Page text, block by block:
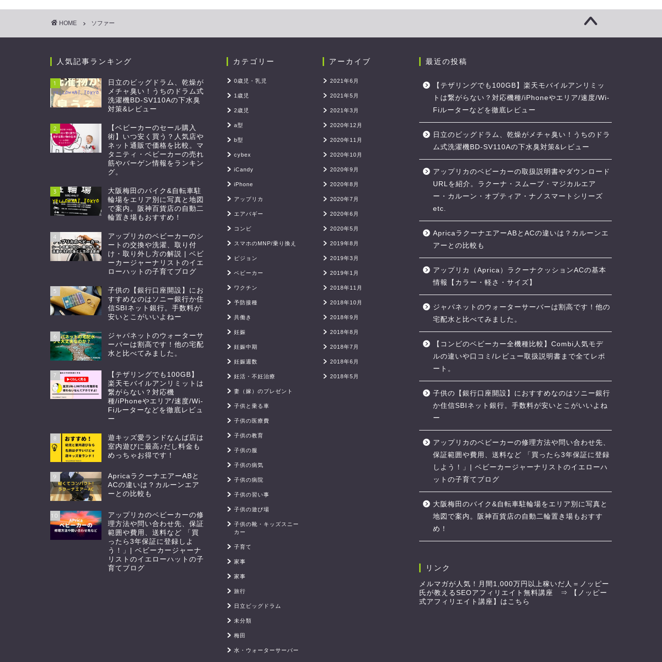
HOME ソファー
人気記事ランキング
1
日立のビッグドラム、乾燥が
メチャ臭い！うちのドラム式
洗濯機BD-SV110Aの下水臭
対策&レビュー
2
【ベビーカーのセール購入
術】いつ安く買う？人気店や
ネット通販で価格を比較。マ
タニティ・ベビーカーの売れ
筋やバーゲン情報をランキン
グ。
3
大阪梅田のバイク&自転車駐
輪場をエリア別に写真と地図
で案内。阪神百貨店の自動二
輪置き場もおすすめ！
4
アップリカのベビーカーのシ
ートの交換や洗濯、取り付
け・取り外し方の解説 | ベビ
ーカージャーナリストのイエ
ローハットの子育てブログ
5
子供の【銀行口座開設】にお
すすめなのはソニー銀行か住
信SBIネット銀行。手数料が
安いとこがいいよねー
6
ジャパネットのウォーターサ
ーバーは割高です！他の宅配
水と比べてみました。
7
【テザリングでも100GB】
楽天モバイルアンリミットは
繋がらない？対応機
種/iPhoneやエリア/速度/Wi-
Fiルーターなどを徹底レビュ
ー
8
遊キッズ愛ランドなんば店は
室内遊びに最高♪だし料金も
めっちゃお得です！
9
ApricaラクーナエアーABと
ACの違いは？カルーンエア
ーとの比較も
10
アップリカのベビーカーの修
理方法や問い合わせ先、保証
範囲や費用、送料など 「買
ったら3年保証に登録しよ
う！」| ベビーカージャーナ
リストのイエローハットの子
育てブログ
カテゴリー
0歳児・乳児
1歳児
2歳児
a型
b型
cybex
iCandy
iPhone
アップリカ
エアバギー
コンビ
スマホのMNP/乗り換え
ピジョン
ベビーカー
ワクチン
予防接種
共働き
妊娠
妊娠中期
妊娠週数
妊活・不妊治療
妻（嫁）のプレゼント
子供と乗る車
子供の医療費
子供の教育
子供の服
子供の病気
子供の病院
子供の習い事
子供の遊び場
子供の靴・キッズスニー
カー
子育て
家事
家事
旅行
日立ビッグドラム
未分類
梅田
水・ウォーターサーバー
アーカイブ
2021年6月
2021年5月
2021年3月
2020年12月
2020年11月
2020年10月
2020年9月
2020年8月
2020年7月
2020年6月
2020年5月
2019年8月
2019年3月
2019年1月
2018年11月
2018年10月
2018年9月
2018年8月
2018年7月
2018年6月
2018年5月
最近の投稿
【テザリングでも100GB】楽天モバイルアンリミッ
トは繋がらない？対応機種/iPhoneやエリア/速度/Wi-
Fiルーターなどを徹底レビュー
日立のビッグドラム、乾燥がメチャ臭い！うちのドラ
ム式洗濯機BD-SV110Aの下水臭対策&レビュー
アップリカのベビーカーの取扱説明書やダウンロード
URLを紹介。ラクーナ・スムーブ・マジカルエア
ー・カルーン・オプティア・ナノスマートシリーズ
etc.
ApricaラクーナエアーABとACの違いは？カルーンエ
アーとの比較も
アップリカ（Aprica）ラクーナクッションACの基本
情報【カラー・軽さ・サイズ】
ジャパネットのウォーターサーバーは割高です！他の
宅配水と比べてみました。
【コンビのベビーカー全機種比較】Combi人気モデ
ルの違いや口コミ/レビュー取扱説明書まで全てレポ
ート。
子供の【銀行口座開設】におすすめなのはソニー銀行
か住信SBIネット銀行。手数料が安いとこがいいよね
ー
アップリカのベビーカーの修理方法や問い合わせ先、
保証範囲や費用、送料など 「買ったら3年保証に登録
しよう！」| ベビーカージャーナリストのイエローハ
ットの子育てブログ
大阪梅田のバイク&自転車駐輪場をエリア別に写真と
地図で案内。阪神百貨店の自動二輪置き場もおすす
め！
リンク
メルマガが人気！月間1,000万円以上稼いだ人＝ノッピー
氏が教えるSEOアフィリエイト無料講座 ⇒
【ノッピー
式アフィリエイト講座】はこちら